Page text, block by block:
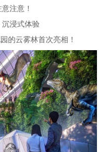
注意！
沉浸式体验
的云雾林首次亮相！